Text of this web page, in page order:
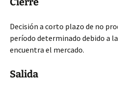
Decisión a corto plazo de no
período determinado debido a
encuentra el mercado.
Salida